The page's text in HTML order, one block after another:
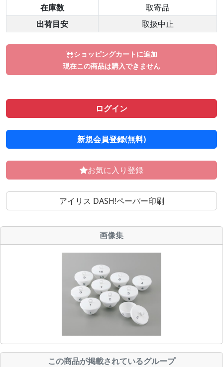
在庫数
取寄品
出荷目安
取扱中止
ショッピングカートに追加
現在この商品は購入できません
ログイン
新規会員登録(無料)
お気に入り登録
アイリス DASH!ペーパー印刷
画像集
この商品が掲載されているグループ